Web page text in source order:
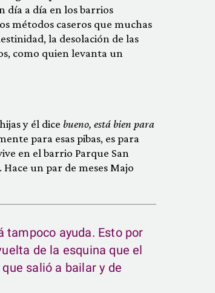
día a día en los barrios
métodos caseros que muchas
la desolación de las
como quien levanta un
y él dice bueno, está bien para
para esas pibas, es para
en el barrio Parque San
un par de meses Majo
tampoco ayuda. Esto por
de la esquina que el
salió a bailar y de